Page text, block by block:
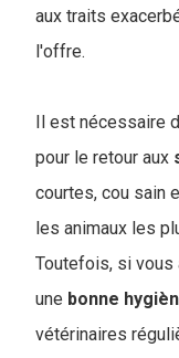
aux traits
l'offre.
Il est nécessaire
pour le retour aux
courtes, cou sain
les animaux les
Toutefois, si vous
une bonne
vétérinaires